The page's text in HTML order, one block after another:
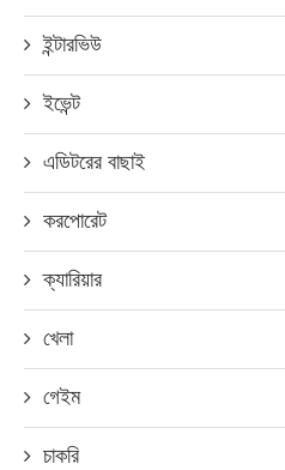
ইন্টারভিউ
ইভেন্ট
এডিটরের বাছাই
করপোরেট
ক্যারিয়ার
খেলা
গেইম
চাকরি